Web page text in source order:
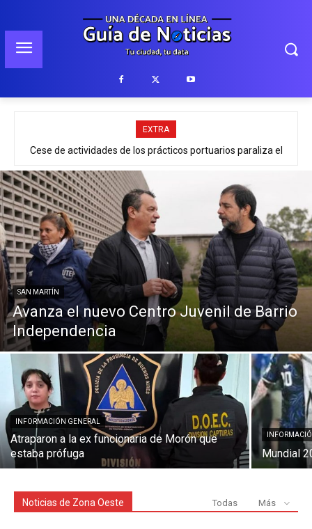
EXTRA
Cese de actividades de los prácticos portuarios paraliza el
SAN MARTÍN
Avanza el nuevo Centro Juvenil de Barrio
Independencia
INFORMACIÓN GENERAL
Atraparon a la ex funcionaria de Morón que
estaba prófuga
Mundial
Noticias de Zona Oeste Todas Más